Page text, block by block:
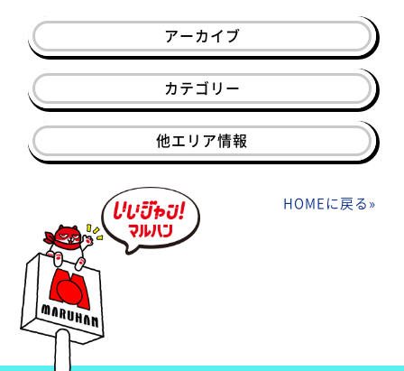
アーカイブ
カテゴリー
他エリア情報
HOMEに戻る»